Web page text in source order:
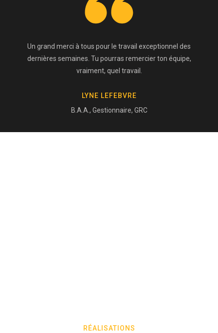
Un grand merci à tous pour le travail exceptionnel des
dernières semaines. Tu pourras remercier ton équipe,
vraiment, quel travail.
LYNE LEFEBVRE
B.A.A., Gestionnaire, GRC
RÉALISATIONS